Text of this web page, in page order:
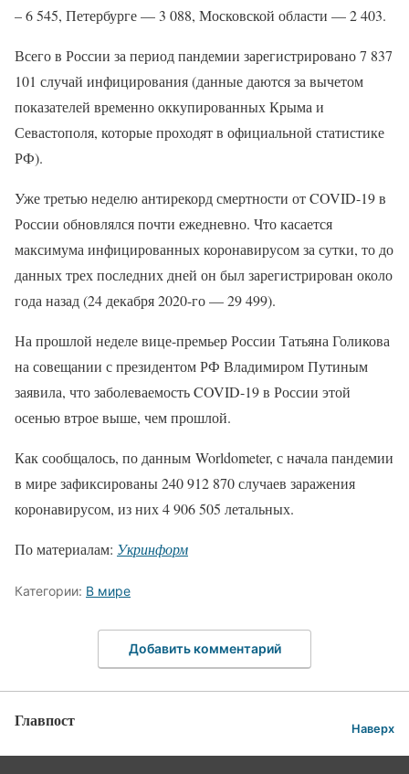
– 6 545, Петербурге — 3 088, Московской области — 2 403.
Всего в России за период пандемии зарегистрировано 7 837
101 случай инфицирования (данные даются за вычетом
показателей временно оккупированных Крыма и
Севастополя, которые проходят в официальной статистике
РФ).
Уже третью неделю антирекорд смертности от COVID-19 в
России обновлялся почти ежедневно. Что касается
максимума инфицированных коронавирусом за сутки, то до
данных трех последних дней он был зарегистрирован около
года назад (24 декабря 2020-го — 29 499).
На прошлой неделе вице-премьер России Татьяна Голикова
на совещании с президентом РФ Владимиром Путиным
заявила, что заболеваемость COVID-19 в России этой
осенью втрое выше, чем прошлой.
Как сообщалось, по данным Worldometer, с начала пандемии
в мире зафиксированы 240 912 870 случаев заражения
коронавирусом, из них 4 906 505 летальных.
По материалам: Укринформ
Категории: В мире
Добавить комментарий
Главпост Наверх